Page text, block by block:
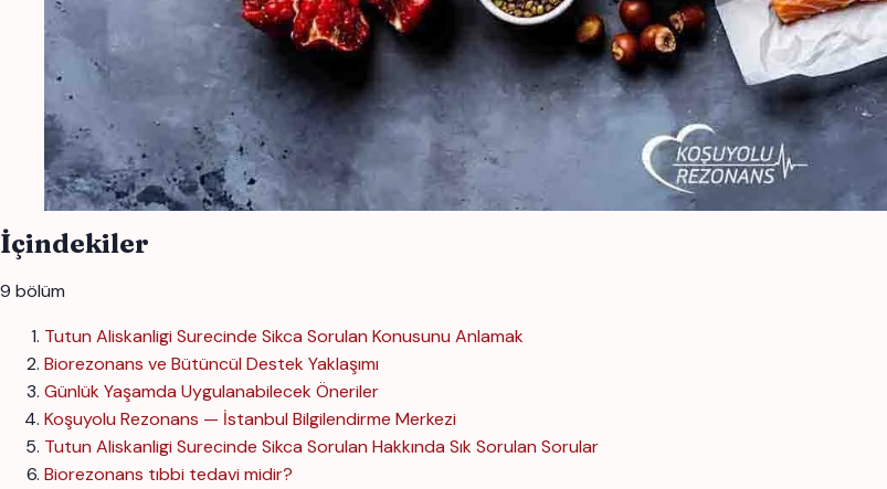
İçindekiler
9 bölüm
Tutun Aliskanligi Surecinde Sikca Sorulan Konusunu Anlamak
Biorezonans ve Bütüncül Destek Yaklaşımı
Günlük Yaşamda Uygulanabilecek Öneriler
Koşuyolu Rezonans — İstanbul Bilgilendirme Merkezi
Tutun Aliskanligi Surecinde Sikca Sorulan Hakkında Sık Sorulan Sorular
Biorezonans tıbbi tedavi midir?